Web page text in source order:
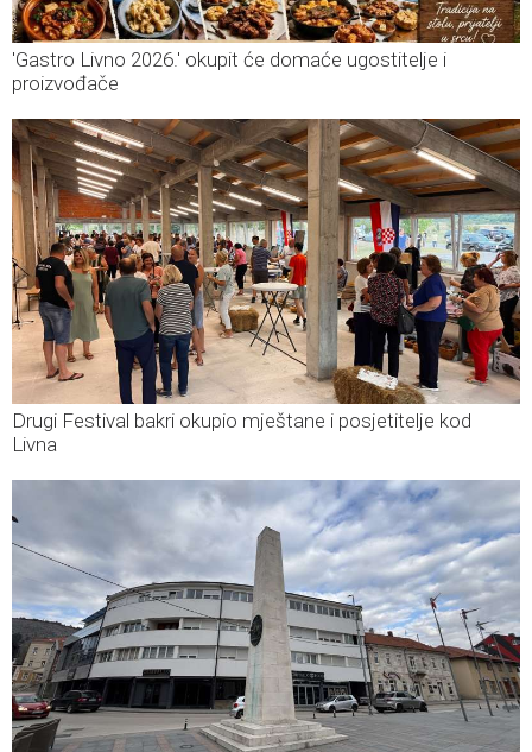
'Gastro Livno 2026.' okupit će domaće ugostitelje i
proizvođače
Drugi Festival bakri okupio mještane i posjetitelje kod
Livna